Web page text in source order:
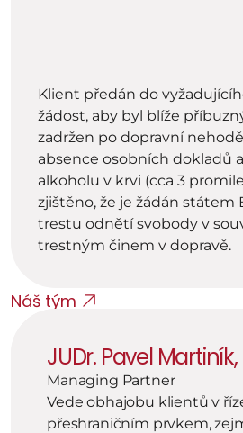
Klient předán do
žádost, aby byl blíže
zadržen po dopravní
absence osobních dokladů
alkoholu v krvi (cca 3
zjištěno, že je žádán státem
trestu odnětí svobody v
trestným činem v dopravě.
Náš tým
JUDr. Pavel Martiník,
Managing Partner
Vede obhajobu klientů v
přeshraničním prvkem,